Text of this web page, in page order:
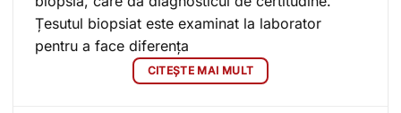
Țesutul biopsiat este examinat la laborator
pentru a face diferența
CITEȘTE MAI MULT